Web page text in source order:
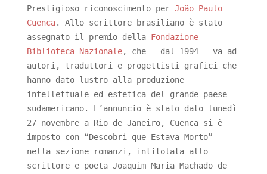
Prestigioso riconoscimento per João Paulo
Cuenca. Allo scrittore brasiliano è stato
assegnato il premio della Fondazione
Biblioteca Nazionale, che – dal 1994 – va ad
autori, traduttori e progettisti grafici che
hanno dato lustro alla produzione
intellettuale ed estetica del grande paese
sudamericano. L’annuncio è stato dato lunedì
27 novembre a Rio de Janeiro, Cuenca si è
imposto con “Descobri que Estava Morto”
nella sezione romanzi, intitolata allo
scrittore e poeta Joaquim Maria Machado de